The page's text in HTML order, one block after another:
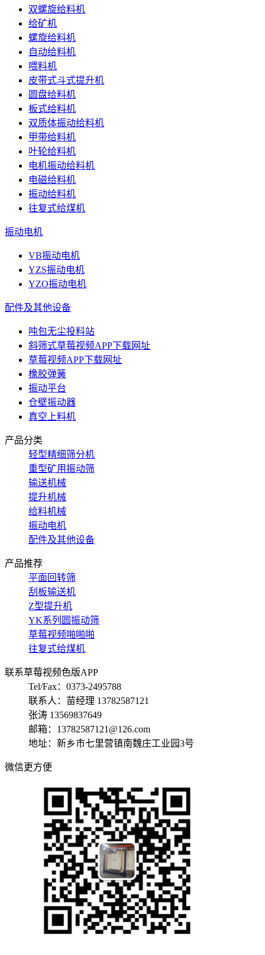
双螺旋给料机
给矿机
螺旋给料机
自动给料机
喂料机
皮带式斗式提升机
圆盘给料机
板式给料机
双质体振动给料机
甲带给料机
叶轮给料机
电机振动给料机
电磁给料机
振动给料机
往复式给煤机
振动电机
VB振动电机
YZS振动电机
YZO振动电机
配件及其他设备
吨包无尘投料站
斜筛式草莓视频APP下载网址
草莓视频APP下载网址
橡胶弹簧
振动平台
仓壁振动器
真空上料机
产品分类
轻型精细筛分机
重型矿用振动筛
输送机械
提升机械
给料机械
振动电机
配件及其他设备
产品推荐
平面回转筛
刮板输送机
Z型提升机
YK系列圆振动筛
草莓视频啪啪啪
往复式给煤机
联系草莓视频色版APP
Tel/Fax：0373-2495788
联系人：苗经理 13782587121
张涛 13569837649
邮箱：13782587121@126.com
地址：新乡市七里营镇南魏庄工业园3号
微信更方便